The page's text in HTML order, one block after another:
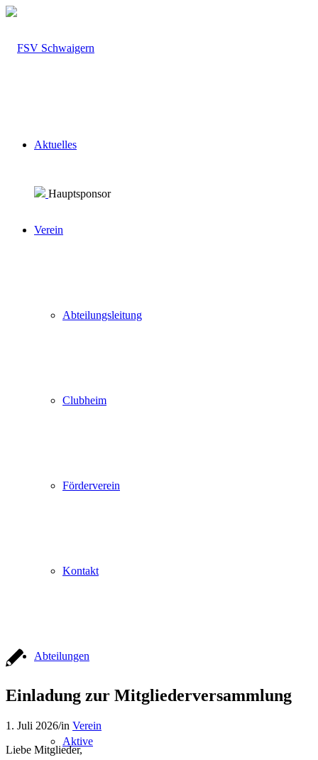
Aktuelles
Verein
Abteilungsleitung
Clubheim
Förderverein
Kontakt
Abteilungen
Aktive
Hauptsponsor
Einladung zur Mitgliederversammlung
1. Juli 2026/in Verein
Liebe Mitglieder,